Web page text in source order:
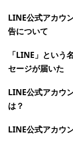
LINE公式アカウ
告について
「LINE」という
セージが届いた
LINE公式アカウ
は？
LINE公式アカウ